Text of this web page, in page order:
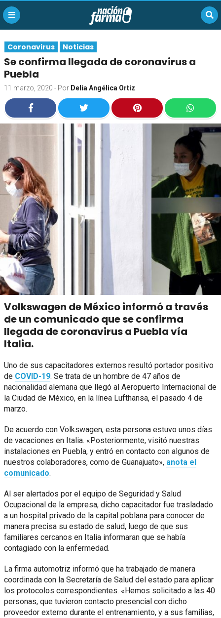
Coronavirus Noticias
Se confirma llegada de coronavirus a
Puebla
11 marzo, 2020 - Por Delia Angélica Ortiz
Volkswagen de México informó a través
de un comunicado que se confirma
llegada de coronavirus a Puebla vía
Italia.
Uno de sus capacitadores externos resultó portador positivo
de COVID-19. Se trata de un hombre de 47 años de
nacionalidad alemana que llegó al Aeropuerto Internacional de
la Ciudad de México, en la línea Lufthansa, el pasado 4 de
marzo.
De acuerdo con Volkswagen, esta persona estuvo unos días
de vacaciones en Italia. «Posteriormente, visitó nuestras
instalaciones en Puebla, y entró en contacto con algunos de
nuestros colaboradores, como de Guanajuato», anota el
comunicado.
Al ser alertados por el equipo de Seguridad y Salud
Ocupacional de la empresa, dicho capacitador fue trasladado
a un hospital privado de la capital poblana para conocer de
manera precisa su estado de salud, luego de que sus
familiares cercanos en Italia informaran que se había
contagiado con la enfermedad.
La firma automotriz informó que ha trabajado de manera
coordinada con la Secretaría de Salud del estado para aplicar
los protocolos correspondientes. «Hemos solicitado a las 40
personas, que tuvieron contacto presencial con dicho
proveedor externo durante el entrenamiento, y a sus familias,